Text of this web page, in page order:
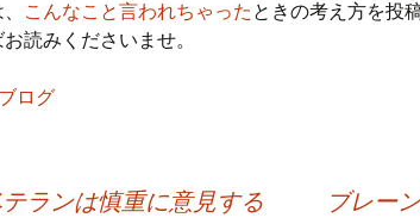
こんなこと言われちゃった ときの考え方を投
読みくださいませ。
ブログ
ランは慎重に意見する ブレー